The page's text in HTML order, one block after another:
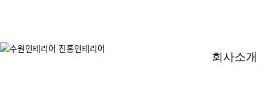
회사소개